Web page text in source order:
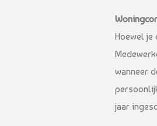
Hoewel je
wanneer
jaar